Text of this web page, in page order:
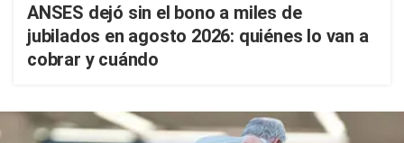
ANSES dejó sin el bono a miles de
jubilados en agosto 2026: quiénes lo van a
cobrar y cuándo